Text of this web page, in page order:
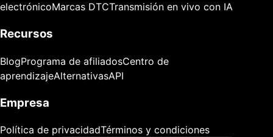
electrónicoMarcas DTCTransmisión en vivo con IA
Recursos
BlogPrograma de afiliadosCentro de
aprendizajeAlternativasAPI
Empresa
Política de privacidadTérminos y condiciones